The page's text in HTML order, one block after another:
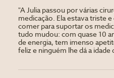
"A Julia passou por várias
medicação. Ela estava triste
comer para suportar os
tudo mudou: com quase 10
de energia, tem imenso
feliz e ninguém lhe dá a idade